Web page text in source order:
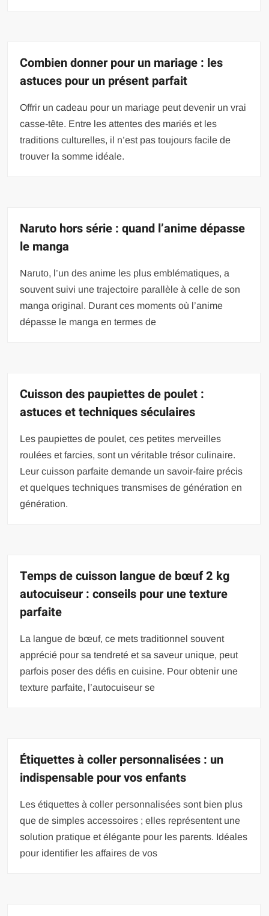
Combien donner pour un mariage : les
astuces pour un présent parfait
Offrir un cadeau pour un mariage peut devenir un vrai
casse-tête. Entre les attentes des mariés et les
traditions culturelles, il n’est pas toujours facile de
trouver la somme idéale.
Naruto hors série : quand l’anime dépasse
le manga
Naruto, l’un des anime les plus emblématiques, a
souvent suivi une trajectoire parallèle à celle de son
manga original. Durant ces moments où l’anime
dépasse le manga en termes de
Cuisson des paupiettes de poulet :
astuces et techniques séculaires
Les paupiettes de poulet, ces petites merveilles
roulées et farcies, sont un véritable trésor culinaire.
Leur cuisson parfaite demande un savoir-faire précis
et quelques techniques transmises de génération en
génération.
Temps de cuisson langue de bœuf 2 kg
autocuiseur : conseils pour une texture
parfaite
La langue de bœuf, ce mets traditionnel souvent
apprécié pour sa tendreté et sa saveur unique, peut
parfois poser des défis en cuisine. Pour obtenir une
texture parfaite, l’autocuiseur se
Étiquettes à coller personnalisées : un
indispensable pour vos enfants
Les étiquettes à coller personnalisées sont bien plus
que de simples accessoires ; elles représentent une
solution pratique et élégante pour les parents. Idéales
pour identifier les affaires de vos